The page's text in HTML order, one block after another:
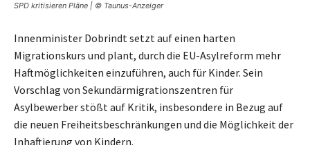
SPD kritisieren Pläne | © Taunus-Anzeiger
Innenminister Dobrindt setzt auf einen harten
Migrationskurs und plant, durch die EU-Asylreform mehr
Haftmöglichkeiten einzuführen, auch für Kinder. Sein
Vorschlag von Sekundärmigrationszentren für
Asylbewerber stößt auf Kritik, insbesondere in Bezug auf
die neuen Freiheitsbeschränkungen und die Möglichkeit der
Inhaftierung von Kindern.